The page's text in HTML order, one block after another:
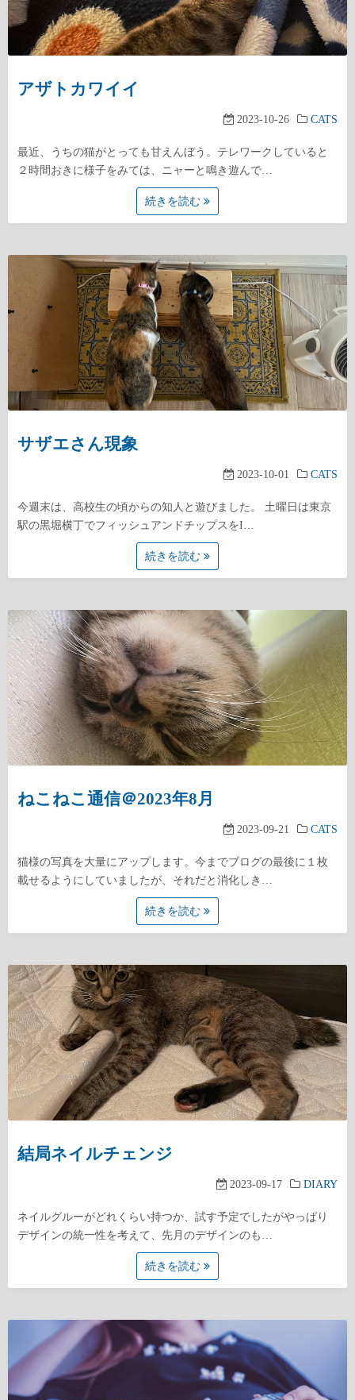
アザトカワイイ
2023-10-26 CATS
最近、うちの猫がとっても甘えんぼう。テレワークしていると
２時間おきに様子をみては、ニャーと鳴き遊んで…
続きを読む
サザエさん現象
2023-10-01 CATS
今週末は、高校生の頃からの知人と遊びました。 土曜日は東京
駅の黒堀横丁でフィッシュアンドチップスをI…
続きを読む
ねこねこ通信＠2023年8月
2023-09-21 CATS
猫様の写真を大量にアップします。今までブログの最後に１枚
載せるようにしていましたが、それだと消化しき…
続きを読む
結局ネイルチェンジ
2023-09-17 DIARY
ネイルグルーがどれくらい持つか、試す予定でしたがやっぱり
デザインの統一性を考えて、先月のデザインのも…
続きを読む